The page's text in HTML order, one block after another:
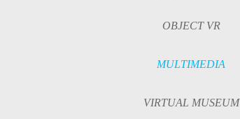
OBJECT VR
MULTIMEDIA
VIRTUAL MUSEUM